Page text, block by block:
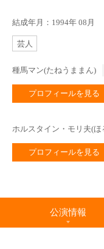
結成年月：1994年 08月
芸人
種馬マン(たねうままん)
プロフィールを見る
ホルスタイン・モリ夫(
プロフィールを見る
公演情報